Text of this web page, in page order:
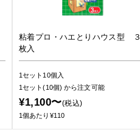
粘着プロ・ハエとりハウス型 ３
枚入
1セット10個入
1セット(10個)から注文可能
¥1,100〜(税込)
1個あたり¥110